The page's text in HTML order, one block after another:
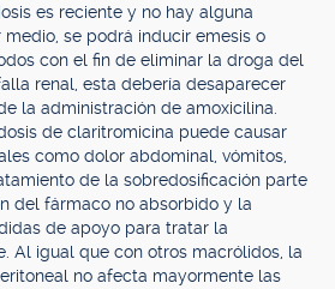
es reciente y no hay alguna
se podrá inducir emesis o
con el fin de eliminar la droga del
renal, esta debería desaparecer
la administración de amoxicilina.
de claritromicina puede causar
como dolor abdominal, vómitos,
de la sobredosificación parte
del fármaco no absorbido y la
de apoyo para tratar la
Al igual que con otros macrólidos, la
no afecta mayormente las